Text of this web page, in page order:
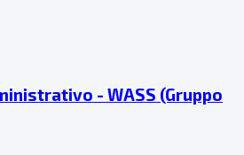
- WASS (Gruppo